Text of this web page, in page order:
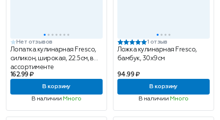
Нет отзывов
Лопатка кулинарная Fresco,
силикон, широкая, 22.5см, в
ассортименте
162.99 ₽
В корзину
В наличии Много
1 отзыв
Ложка кулинарная Fresco,
бамбук, 30x9см
94.99 ₽
В корзину
В наличии Много